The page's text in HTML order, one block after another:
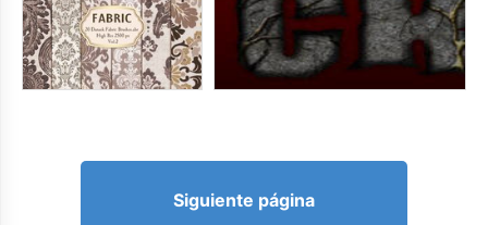
Siguiente página